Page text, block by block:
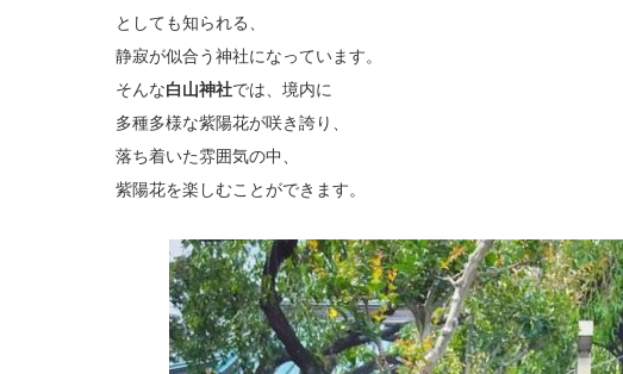
としても知られる、
静寂が似合う神社になっています。
そんな白山神社では、境内に
多種多様な紫陽花が咲き誇り、
落ち着いた雰囲気の中、
紫陽花を楽しむことができます。